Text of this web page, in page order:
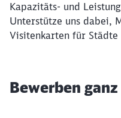
Kapazitäts- und
Unterstütze uns dabei,
Visitenkarten für Städte
Bewerben